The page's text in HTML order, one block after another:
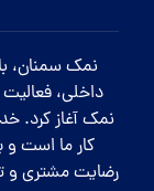
نمک سمنان،
داخلی،
نمک آغاز کرد.
کار ما است
رضایت مشتری و